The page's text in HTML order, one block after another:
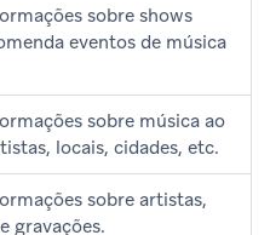
sobre shows
eventos de música
sobre música ao
locais, cidades, etc.
sobre artistas,
gravações.